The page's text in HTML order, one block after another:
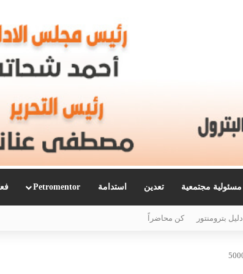
مسئولية مجتمعية تعدين استدامة Petromentor
دليل بترومنتور كن محاضراً